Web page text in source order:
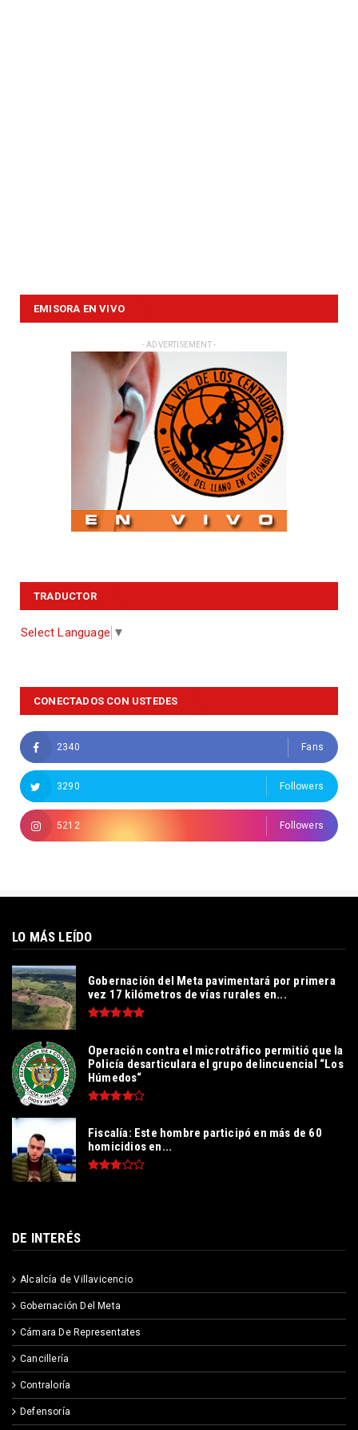
EMISORA EN VIVO
- ADVERTISEMENT -
TRADUCTOR
Select Language ▼
CONECTADOS CON USTEDES
2340 Fans
3290 Followers
5212 Followers
LO MÁS LEÍDO
Gobernación del Meta pavimentará por primera
vez 17 kilómetros de vías rurales en...
Operación contra el microtráfico permitió que la
Policía desarticulara el grupo delincuencial “Los
Húmedos“
Fiscalía: Este hombre participó en más de 60
homicidios en...
DE INTERÉS
Alcalcía de Villavicencio
Gobernación Del Meta
Cámara De Representates
Cancillería
Contraloría
Defensoría